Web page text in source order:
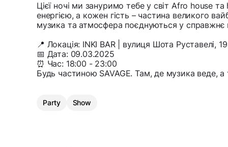
Цієї ночі ми зануримо тебе у світ Afro house
енергією, а кожен гість – частина великого
музика та атмосфера поєднуються у справжнє
📍 Локація: INKI BAR | вулиця Шота Руставелі,
📅 Дата: 09.03.2025
⏰ Час: 18:00 - 23:00
Будь частиною SAVAGE. Там, де музика веде, а
Party Show